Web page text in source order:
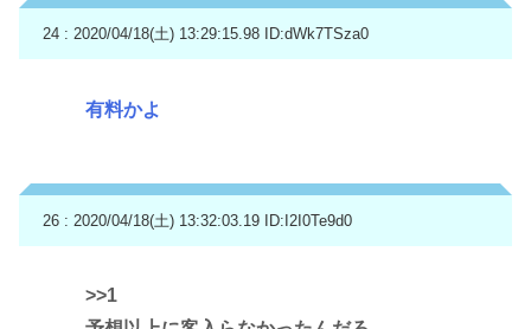
24 : 2020/04/18(土) 13:29:15.98 ID:dWk7TSza0
有料かよ
26 : 2020/04/18(土) 13:32:03.19 ID:I2I0Te9d0
>>1